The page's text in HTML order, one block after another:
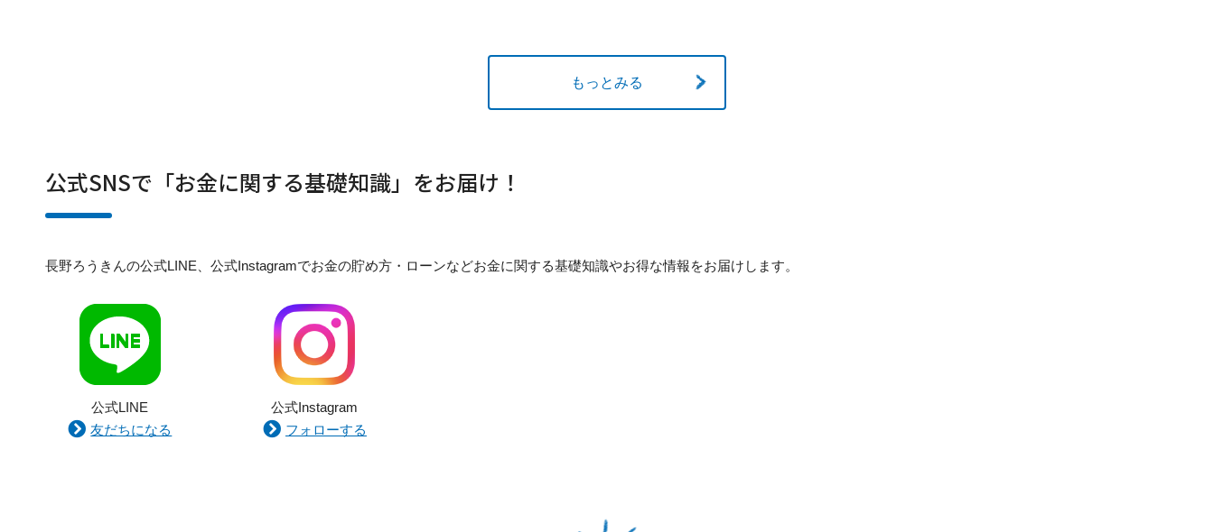
もっとみる
公式SNSで「お金に関する基礎知識」をお届け！
長野ろうきんの公式LINE、公式Instagramでお金の貯め方・ローンなどお金に関する基礎知識やお得な情報をお届けします。
公式LINE
友だちになる
公式Instagram
フォローする